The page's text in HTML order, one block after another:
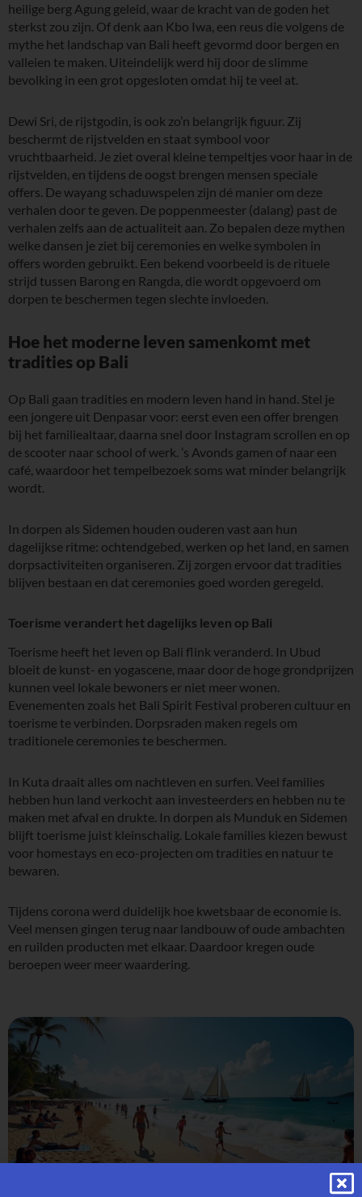
heilige berg Agung geleid, waar de kracht van de goden het
sterkst zou zijn. Of denk aan Kbo Iwa, een reus die volgens de
mythe het landschap van Bali heeft gevormd door bergen en
valleien te maken. Uiteindelijk werd hij door de slimme
bevolking in een grot opgesloten omdat hij te veel at.
Dewi Sri, de rijstgodin, is ook zo’n belangrijk figuur. Zij
beschermt de rijstvelden en staat symbool voor
vruchtbaarheid. Je ziet overal kleine tempeltjes voor haar in de
rijstvelden, en tijdens de oogst brengen mensen speciale
offers. De wayang schaduwspelen zijn dé manier om deze
verhalen door te geven. De poppenmeester (dalang) past de
verhalen zelfs aan de actualiteit aan. Zo bepalen deze mythen
welke dansen je ziet bij ceremonies en welke symbolen in
offers worden gebruikt. Een bekend voorbeeld is de rituele
strijd tussen Barong en Rangda, die wordt opgevoerd om
dorpen te beschermen tegen slechte invloeden.
Hoe het moderne leven samenkomt met
tradities op Bali
Op Bali gaan tradities en modern leven hand in hand. Stel je
een jongere uit Denpasar voor: eerst even een offer brengen
bij het familiealtaar, daarna snel door Instagram scrollen en op
de scooter naar school of werk. ’s Avonds gamen of naar een
café, waardoor het tempelbezoek soms wat minder belangrijk
wordt.
In dorpen als Sidemen houden ouderen vast aan hun
dagelijkse ritme: ochtendgebed, werken op het land, en samen
dorpsactiviteiten organiseren. Zij zorgen ervoor dat tradities
blijven bestaan en dat ceremonies goed worden geregeld.
Toerisme verandert het dagelijks leven op Bali
Toerisme heeft het leven op Bali flink veranderd. In Ubud
bloeit de kunst- en yogascene, maar door de hoge grondprijzen
kunnen veel lokale bewoners er niet meer wonen.
Evenementen zoals het Bali Spirit Festival proberen cultuur en
toerisme te verbinden. Dorpsraden maken regels om
traditionele ceremonies te beschermen.
In Kuta draait alles om nachtleven en surfen. Veel families
hebben hun land verkocht aan investeerders en hebben nu te
maken met afval en drukte. In dorpen als Munduk en Sidemen
blijft toerisme juist kleinschalig. Lokale families kiezen bewust
voor homestays en eco-projecten om tradities en natuur te
bewaren.
Tijdens corona werd duidelijk hoe kwetsbaar de economie is.
Veel mensen gingen terug naar landbouw of oude ambachten
en ruilden producten met elkaar. Daardoor kregen oude
beroepen weer meer waardering.